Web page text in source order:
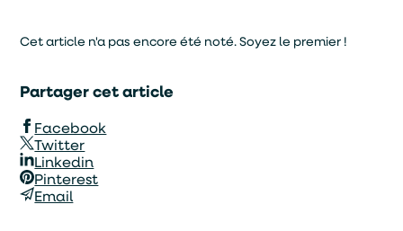
Cet article n'a pas encore été noté. Soyez le premier !
Partager cet article
Facebook
Twitter
Linkedin
Pinterest
Email